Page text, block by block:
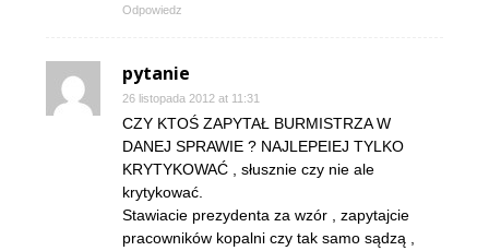
Odpowiedz
pytanie
26 listopada 2012 at 11:31
CZY KTOŚ ZAPYTAŁ BURMISTRZA W
DANEJ SPRAWIE ? NAJLEPEIEJ TYLKO
KRYTYKOWAĆ , słusznie czy nie ale
krytykować.
Stawiacie prezydenta za wzór , zapytajcie
pracowników kopalni czy tak samo sądzą ,